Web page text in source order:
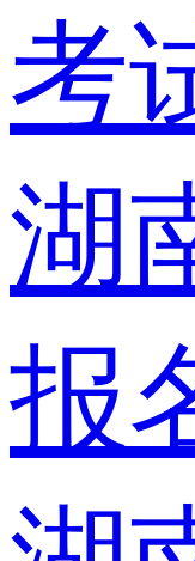
考
湖
报